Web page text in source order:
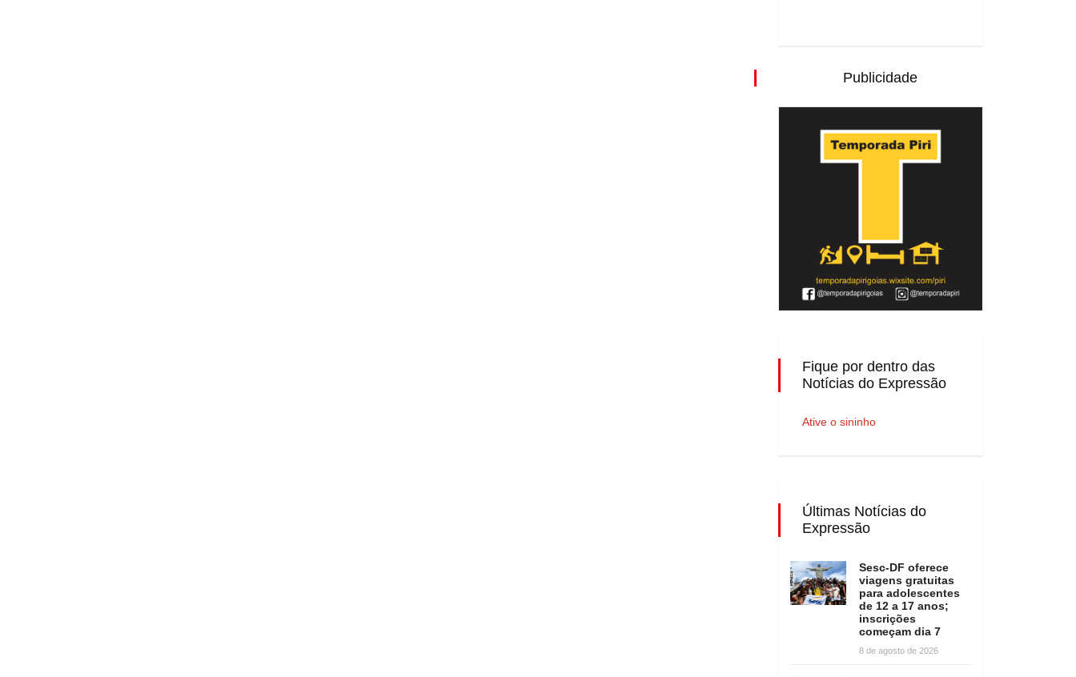
Publicidade
Fique por dentro das
Notícias do Expressão
Ative o sininho
Últimas Notícias do
Expressão
Sesc-DF oferece
viagens gratuitas
para adolescentes
de 12 a 17 anos;
inscrições
começam dia 7
8 de agosto de 2026